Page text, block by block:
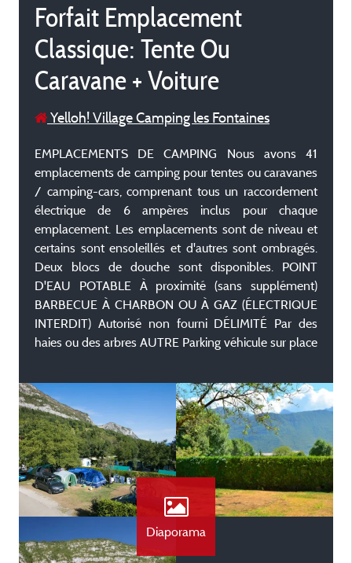
Forfait Emplacement
Classique: Tente Ou
Caravane + Voiture
Yelloh! Village Camping les Fontaines
EMPLACEMENTS DE CAMPING Nous avons 41
emplacements de camping pour tentes ou caravanes
/ camping-cars, comprenant tous un raccordement
électrique de 6 ampères inclus pour chaque
emplacement. Les emplacements sont de niveau et
certains sont ensoleillés et d'autres sont ombragés.
Deux blocs de douche sont disponibles. POINT
D'EAU POTABLE À proximité (sans supplément)
BARBECUE À CHARBON OU À GAZ (ÉLECTRIQUE
INTERDIT) Autorisé non fourni DÉLIMITÉ Par des
haies ou des arbres AUTRE Parking véhicule sur place
Diaporama